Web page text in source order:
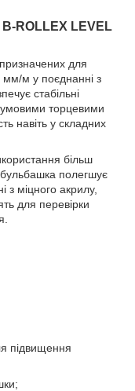
ROLLEX LEVEL
для
мм/м у поєднанні з
стабільні
торцевими
навіть у складних
більш
полегшує
з міцного акрилу,
для перевірки
підвищення